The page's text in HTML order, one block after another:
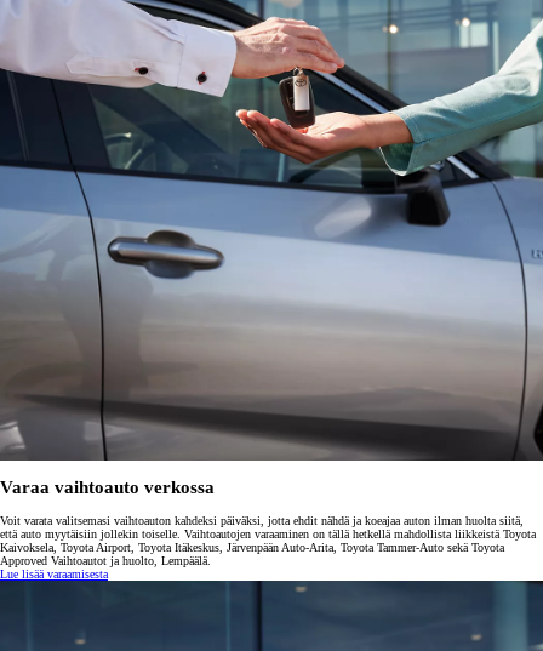
Varaa vaihtoauto verkossa
Voit varata valitsemasi vaihtoauton kahdeksi päiväksi, jotta ehdit nähdä ja koeajaa auton ilman huolta siitä,
että auto myytäisiin jollekin toiselle. Vaihtoautojen varaaminen on tällä hetkellä mahdollista liikkeistä Toyota
Kaivoksela, Toyota Airport, Toyota Itäkeskus, Järvenpään Auto-Arita, Toyota Tammer-Auto sekä Toyota
Approved Vaihtoautot ja huolto, Lempäälä.
Lue lisää varaamisesta